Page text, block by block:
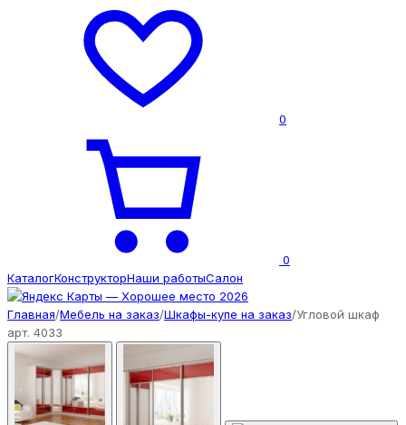
0
0
КаталогКонструкторНаши работыСалон
Главная/Мебель на заказ/Шкафы-купе на заказ/Угловой шкаф
арт. 4033